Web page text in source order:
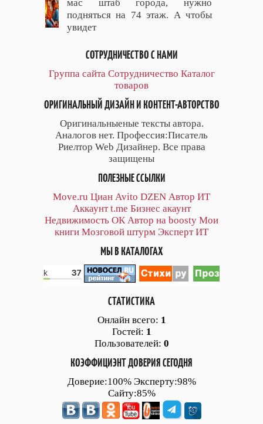
мас штаб города, нужно
подняться на 74 этаж. А чтобы
увидет
СОТРУДНИЧЕСТВО С НАМИ
Группа сайта Сотрудничество Каталог
товаров
ОРИГИНАЛЬНЫЙ ДИЗАЙН И КОНТЕНТ-АВТОРСТВО
Оригинальныеные тексты автора.
Аналогов нет. Профессия:Писатель
Риелтор Web Дизайнер. Все права
защищены
ПОЛЕЗНЫЕ ССЫЛКИ
Move.ru Циан Avito DZEN Автор ИТ
Аккаунт t.me Бизнес акаунт
Недвижимость ОК Автор на boosty Мои
книги Мозговой штурм Эксперт ИТ
МЫ В КАТАЛОГАХ
СТАТИСТИКА
Онлайн всего: 1
Гостей: 1
Пользователей: 0
КОЭФФИЦИЭНТ ДОВЕРИЯ СЕГОДНЯ
Доверие:100% Эксперту:98%
Сайту:85%